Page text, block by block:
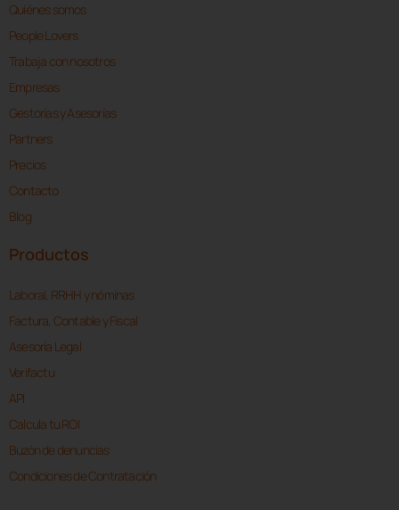
Quiénes somos
People Lovers
Trabaja con nosotros
Empresas
Gestorías y Asesorías
Partners
Precios
Contacto
Blog
Productos
Laboral, RRHH y nóminas
Factura, Contable y Fiscal
Asesoría Legal
Verifactu
API
Calcula tu ROI
Buzón de denuncias
Condiciones de Contratación